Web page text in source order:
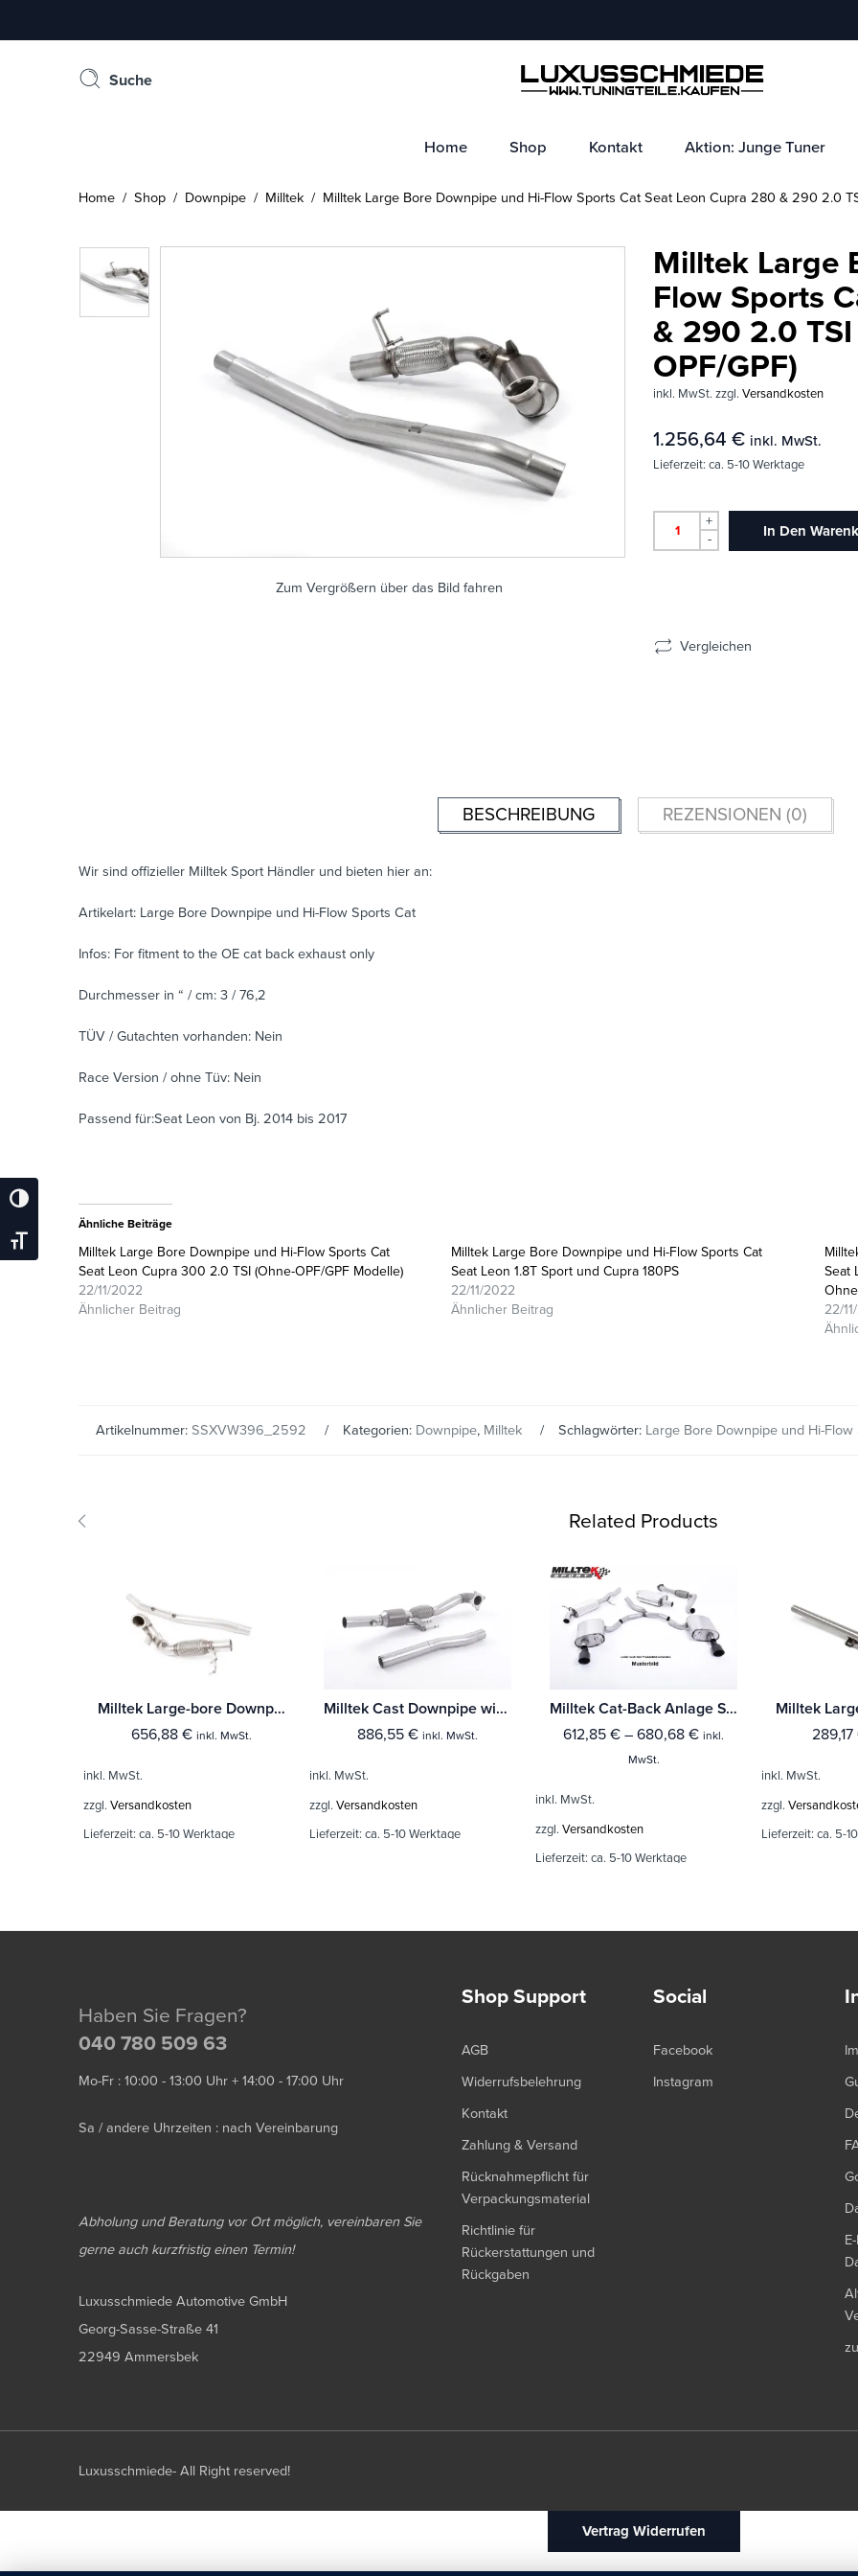
Umschalten Auf Hohe Kontraste
Schrift Vergrößern
Suche
Home Shop Kontakt Aktion: Junge Tuner
Home / Shop / Downpipe / Milltek / Milltek Large Bore Downpipe und Hi-Flow Sports Cat Seat Leon Cupra 280 & 290 2.0
Zum Vergrößern über das Bild fahren
Milltek Large
Flow Sports
& 290 2.0
OPF/GPF)
inkl. MwSt. zzgl. Versandkosten
1.256,64 € inkl. MwSt.
Lieferzeit: ca. 5-10 Werktage
+
-
In Den
Vergleichen
BESCHREIBUNG REZENSIONEN (0)
Wir sind offizieller Milltek Sport Händler und bieten hier an:
Artikelart: Large Bore Downpipe und Hi-Flow Sports Cat
Infos: For fitment to the OE cat back exhaust only
Durchmesser in “ / cm: 3 / 76,2
TÜV / Gutachten vorhanden: Nein
Race Version / ohne Tüv: Nein
Passend für:Seat Leon von Bj. 2014 bis 2017
Ähnliche Beiträge
Milltek Large Bore Downpipe und Hi-Flow Sports Cat
Seat Leon Cupra 300 2.0 TSI (Ohne-OPF/GPF Modelle)
22/11/2022
Ähnlicher Beitrag
Milltek Large Bore Downpipe und Hi-Flow Sports Cat
Seat Leon 1.8T Sport und Cupra 180PS
22/11/2022
Ähnlicher Beitrag
Seat
22/
Artikelnummer: SSXVW396_2592 Kategorien: Downpipe, Milltek Schlagwörter: Large Bore Downpipe und Hi-Flow
Related Products
Milltek Large-bore Downpipe und De-cat Seat Ateca Cupra 300 4Drive (mit OPF/GPF)
656,88 € inkl. MwSt.
inkl. MwSt.
zzgl. Versandkosten
Lieferzeit: ca. 5-10 Werktage
Milltek Cast Downpipe with Race Cat Seat Leon Cupra 2.0T FSI 240PS
886,55 € inkl. MwSt.
inkl. MwSt.
zzgl. Versandkosten
Lieferzeit: ca. 5-10 Werktage
Milltek Cat-Back Anlage Seat Ibiza FR 1.8 20VT (Formula Racing)
612,85 € – 680,68 € inkl.
MwSt.
inkl. MwSt.
zzgl. Versandkosten
Lieferzeit: ca. 5-10 Werktage
289,17
inkl. MwSt.
zzgl.
Lieferzeit: ca. 5-
Haben Sie Fragen?
040 780 509 63
Mo-Fr : 10:00 - 13:00 Uhr + 14:00 - 17:00 Uhr
Sa / andere Uhrzeiten : nach Vereinbarung
Abholung und Beratung vor Ort möglich, vereinbaren Sie
gerne auch kurzfristig einen Termin!
Luxusschmiede Automotive GmbH
Georg-Sasse-Straße 41
22949 Ammersbek
Shop Support
AGB
Widerrufsbelehrung
Kontakt
Zahlung & Versand
Rücknahmepflicht für
Verpackungsmaterial
Richtlinie für
Rückerstattungen und
Rückgaben
Social
Facebook
Instagram
Luxusschmiede- All Right reserved!
Vertrag Widerrufen